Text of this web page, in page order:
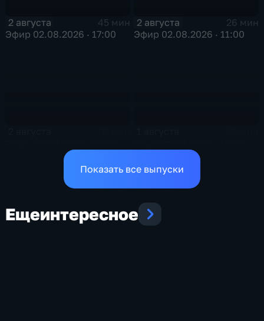
2 августа
45 мин
Эфир 02.08.2026 · 17:00
2 августа
26 мин
Эфир 02.08.2026 · 11:00
Показать все выпуски
Ещеинтересное